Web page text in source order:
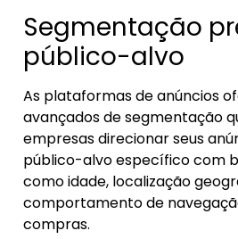
Segmentação
público-alvo
As plataformas de anúncios
avançados de segmentação
empresas direcionar seus
público-alvo específico com
como idade, localização
comportamento de
compras.